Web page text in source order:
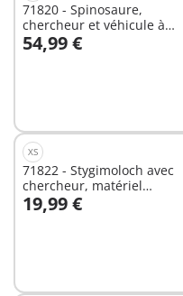
71820 - Spinosaure,
chercheur et véhicule à
grue pivotante
54,99 €
Au panier
XS
71822 - Stygimoloch avec
chercheur, matériel
d'observation
19,99 €
Au panier